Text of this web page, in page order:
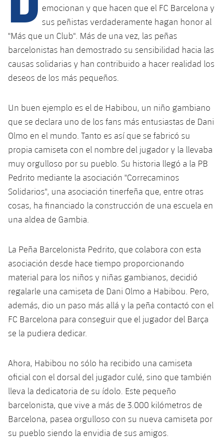
plusicon
más
Instalaciones
Spotify Camp Nou
Palau Blaugrana
Estadi Johan Cruyff
Barça Cafe
Ciutat Esportiva
La Masia
plusicon
más
Servicios
Accesibilidad
plusicon
más
Instalaciones
SUB13
SUB12
SUB11 A
SUB10 A
SUB10 B
SUB9 A
SUB9 B
SUB8 A
SUB8 B
SUB13 B
SUB12 C
SUB11 C
Entradas
Gameday Shows
Resultados
Jugadores
Fotos
Historia
Palmarés
Base
Barça Atlètic
Junior
Cadete A
Cadete B
Infantil B
Mini
Campus Verano
PLUSICON
MÁS
plusicon
más
Actualidad
Calendario
Entradas
Resultados
Clasificaciones
Jugadores
Historia
Palmarés
Actualidad
Calendario
Resultados
Clasificaciones
Jugadores
Base
plusicon
más
Actualidad
Juvenil
Cadete A
Cadete B
Infantil B
PLUSICON
MÁS
Primer equipo
plusicon
más
Actualidad
Calendario
Resultados
Clasificaciones
Jugadors
Palmarés
Historia
Barça Atlètic
plusicon
más
Actualidad
Calendario
Jugadores
Clasificaciones
Base
Actualidad
Juvenil
Infantil
Campus Verano
PLUSICON
MÁS
Primer equipo
plusicon
más
Actualidad
Entradas
Resultados
Clasificaciones
Barça Atlètic
plusicon
más
Calendario
Resultados
Jugadores
plusicon
más
Actualidad
Barça C
Junior
Campus Verano
PLUSICON
MÁS
Información general
emocionan y que hacen que el FC Barcelona y
sus peñistas verdaderamente hagan honor al
"Más que un Club". Más de una vez, las peñas
barcelonistas han demostrado su sensibilidad hacia las
causas solidarias y han contribuido a hacer realidad los
deseos de los más pequeños.
Un buen ejemplo es el de Habibou, un niño gambiano
que se declara uno de los fans más entusiastas de Dani
Olmo en el mundo. Tanto es así que se fabricó su
propia camiseta con el nombre del jugador y la llevaba
muy orgulloso por su pueblo. Su historia llegó a la PB
Pedrito mediante la asociación "Correcaminos
Solidarios", una asociación tinerfeña que, entre otras
cosas, ha financiado la construcción de una escuela en
una aldea de Gambia.
La Peña Barcelonista Pedrito, que colabora con esta
asociación desde hace tiempo proporcionando
material para los niños y niñas gambianos, decidió
regalarle una camiseta de Dani Olmo a Habibou. Pero,
además, dio un paso más allá y la peña contactó con el
FC Barcelona para conseguir que el jugador del Barça
se la pudiera dedicar.
Ahora, Habibou no sólo ha recibido una camiseta
oficial con el dorsal del jugador culé, sino que también
lleva la dedicatoria de su ídolo. Este pequeño
barcelonista, que vive a más de 3.000 kilómetros de
Barcelona, pasea orgulloso con su nueva camiseta por
su pueblo siendo la envidia de sus amigos.